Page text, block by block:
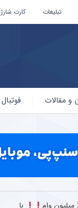
تبلیغات کارت شارژ
و مقالات
با